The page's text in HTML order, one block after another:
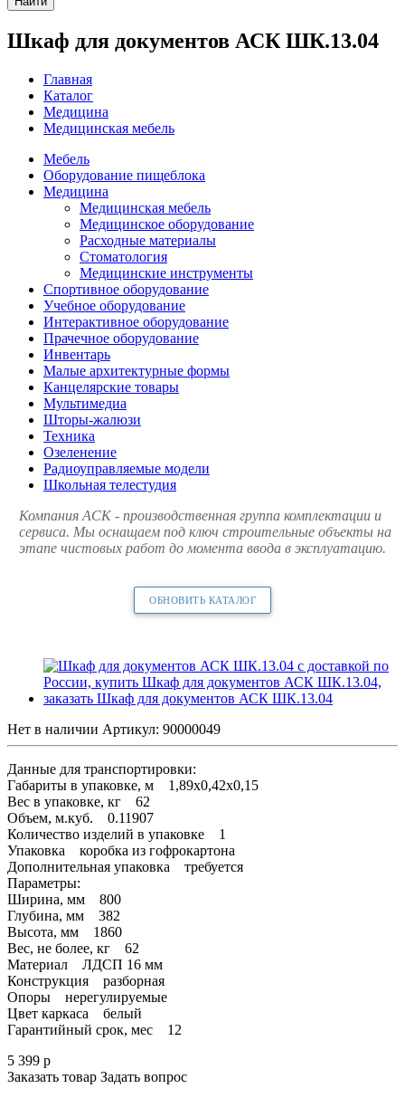
Шкаф для документов АСК ШК.13.04
Главная
Каталог
Медицина
Медицинская мебель
Мебель
Оборудование пищеблока
Медицина
Медицинская мебель
Медицинское оборудование
Расходные материалы
Стоматология
Медицинские инструменты
Спортивное оборудование
Учебное оборудование
Интерактивное оборудование
Прачечное оборудование
Инвентарь
Малые архитектурные формы
Канцелярские товары
Мультимедиа
Шторы-жалюзи
Техника
Озеленение
Радиоуправляемые модели
Школьная телестудия
Компания АСК - производственная группа комплектации и
сервиса. Мы оснащаем под ключ строительные объекты на
этапе чистовых работ до момента ввода в эксплуатацию.
ОБНОВИТЬ КАТАЛОГ
Нет в наличии Артикул: 90000049
Данные для транспортировки:
Габариты в упаковке, м 1,89х0,42х0,15
Вес в упаковке, кг 62
Объем, м.куб. 0.11907
Количество изделий в упаковке 1
Упаковка коробка из гофрокартона
Дополнительная упаковка требуется
Параметры:
Ширина, мм 800
Глубина, мм 382
Высота, мм 1860
Вес, не более, кг 62
Материал ЛДСП 16 мм
Конструкция разборная
Опоры нерегулируемые
Цвет каркаса белый
Гарантийный срок, мес 12
5 399 р
Заказать товар Задать вопрос